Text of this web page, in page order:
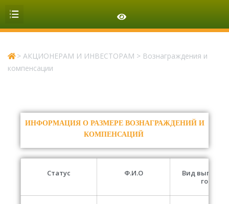
> АКЦИОНЕРАМ И ИНВЕСТОРАМ > Вознаграждения и
компенсации
ИНФОРМАЦИЯ О РАЗМЕРЕ ВОЗНАГРАЖДЕНИЙ И
КОМПЕНСАЦИЙ
Статус Ф.И.О
Вид
год